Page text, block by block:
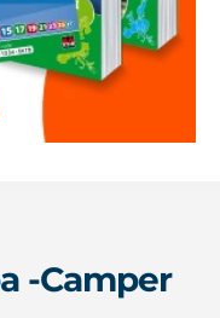
-Camper